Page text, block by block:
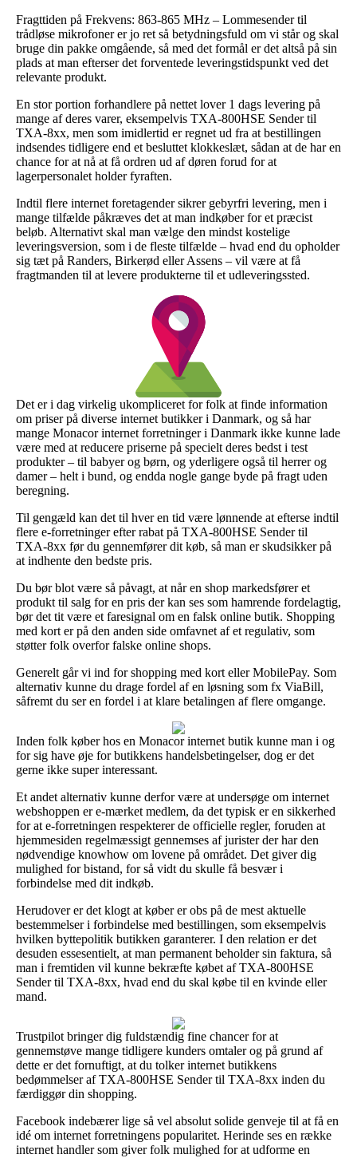
Fragttiden på Frekvens: 863-865 MHz – Lommesender til
trådløse mikrofoner er jo ret så betydningsfuld om vi står og skal
bruge din pakke omgående, så med det formål er det altså på sin
plads at man efterser det forventede leveringstidspunkt ved det
relevante produkt.
En stor portion forhandlere på nettet lover 1 dags levering på
mange af deres varer, eksempelvis TXA-800HSE Sender til
TXA-8xx, men som imidlertid er regnet ud fra at bestillingen
indsendes tidligere end et besluttet klokkeslæt, sådan at de har en
chance for at nå at få ordren ud af døren forud for at
lagerpersonalet holder fyraften.
Indtil flere internet foretagender sikrer gebyrfri levering, men i
mange tilfælde påkræves det at man indkøber for et præcist
beløb. Alternativt skal man vælge den mindst kostelige
leveringsversion, som i de fleste tilfælde – hvad end du opholder
sig tæt på Randers, Birkerød eller Assens – vil være at få
fragtmanden til at levere produkterne til et udleveringssted.
Det er i dag virkelig ukompliceret for folk at finde information
om priser på diverse internet butikker i Danmark, og så har
mange Monacor internet forretninger i Danmark ikke kunne lade
være med at reducere priserne på specielt deres bedst i test
produkter – til babyer og børn, og yderligere også til herrer og
damer – helt i bund, og endda nogle gange byde på fragt uden
beregning.
Til gengæld kan det til hver en tid være lønnende at efterse indtil
flere e-forretninger efter rabat på TXA-800HSE Sender til
TXA-8xx før du gennemfører dit køb, så man er skudsikker på
at indhente den bedste pris.
Du bør blot være så påvagt, at når en shop markedsfører et
produkt til salg for en pris der kan ses som hamrende fordelagtig,
bør det tit være et faresignal om en falsk online butik. Shopping
med kort er på den anden side omfavnet af et regulativ, som
støtter folk overfor falske online shops.
Generelt går vi ind for shopping med kort eller MobilePay. Som
alternativ kunne du drage fordel af en løsning som fx ViaBill,
såfremt du ser en fordel i at klare betalingen af flere omgange.
Inden folk køber hos en Monacor internet butik kunne man i og
for sig have øje for butikkens handelsbetingelser, dog er det
gerne ikke super interessant.
Et andet alternativ kunne derfor være at undersøge om internet
webshoppen er e-mærket medlem, da det typisk er en sikkerhed
for at e-forretningen respekterer de officielle regler, foruden at
hjemmesiden regelmæssigt gennemses af jurister der har den
nødvendige knowhow om lovene på området. Det giver dig
mulighed for bistand, for så vidt du skulle få besvær i
forbindelse med dit indkøb.
Herudover er det klogt at køber er obs på de mest aktuelle
bestemmelser i forbindelse med bestillingen, som eksempelvis
hvilken byttepolitik butikken garanterer. I den relation er det
desuden essesentielt, at man permanent beholder sin faktura, så
man i fremtiden vil kunne bekræfte købet af TXA-800HSE
Sender til TXA-8xx, hvad end du skal købe til en kvinde eller
mand.
Trustpilot bringer dig fuldstændig fine chancer for at
gennemstøve mange tidligere kunders omtaler og på grund af
dette er det fornuftigt, at du tolker internet butikkens
bedømmelser af TXA-800HSE Sender til TXA-8xx inden du
færdiggør din shopping.
Facebook indebærer lige så vel absolut solide genveje til at få en
idé om internet forretningens popularitet. Herinde ses en række
internet handler som giver folk mulighed for at udforme en